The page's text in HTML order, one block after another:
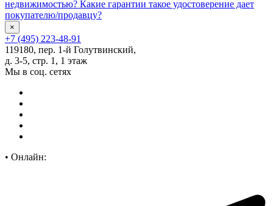
недвижимостью? Какие гарантии такое удостоверение дает
покупателю/продавцу?
×
+7 (495) 223-48-91
119180, пер. 1-й Голутвинский,
д. 3-5, стр. 1, 1 этаж
Мы в соц. сетях
• Онлайн: